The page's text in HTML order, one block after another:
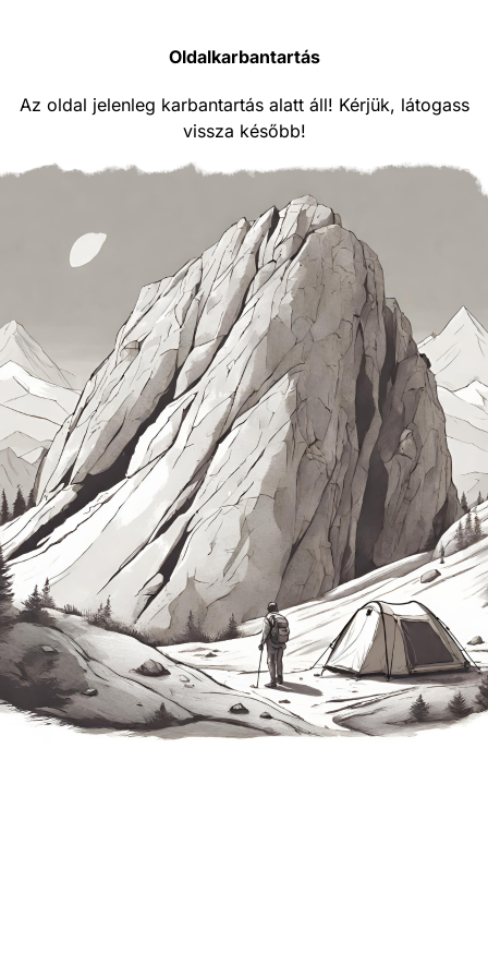
Oldalkarbantartás
Az oldal jelenleg karbantartás alatt áll! Kérjük, látogass
vissza később!